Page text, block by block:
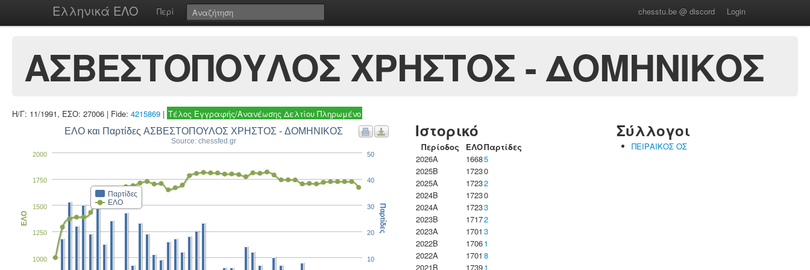
Ελληνικά ΕΛΟ Περί chesstu.be @ discord Login
ΑΣΒΕΣΤΟΠΟΥΛΟΣ ΧΡΗΣΤΟΣ - ΔΟΜΗΝΙΚΟΣ
Η/Γ: 11/1991, ΕΣΟ: 27006 | Fide: 4215869 | Τέλος Εγγραφής/Ανανέωσης Δελτίου Πληρωμένο
ΕΛΟ και Παρτίδες ΑΣΒΕΣΤΟΠΟΥΛΟΣ ΧΡΗΣΤΟΣ - ΔΟΜΗΝΙΚΟΣ
Source: chessfed.gr
Παρτίδες
ΕΛΟ
1000
1250
1500
1750
2000
ΕΛΟ
10
20
30
40
50
Παρτίδες
Ιστορικό
Περίοδος ΕΛΟΠαρτίδες
2026A
16685
2025B
17230
2025A
17232
2024B
17230
2024A
17233
2023B
17172
2023Α
1701 3
2022B
17061
2022A
1701 8
2021B
17391
Σύλλογοι
ΠΕΙΡΑΙΚΟΣ ΟΣ